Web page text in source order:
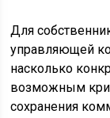
Для
управляющей
насколько
возможным
сохранения